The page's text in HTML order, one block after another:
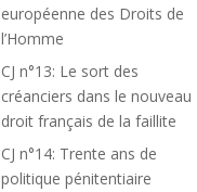
européenne des Droits de
l’Homme
CJ n°13: Le sort des
créanciers dans le nouveau
droit français de la faillite
CJ n°14: Trente ans de
politique pénitentiaire